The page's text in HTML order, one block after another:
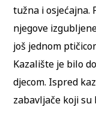
tužna i osjećajna.
njegove
još jednom
Kazalište je bilo
djecom. Ispred
zabavljače koji su